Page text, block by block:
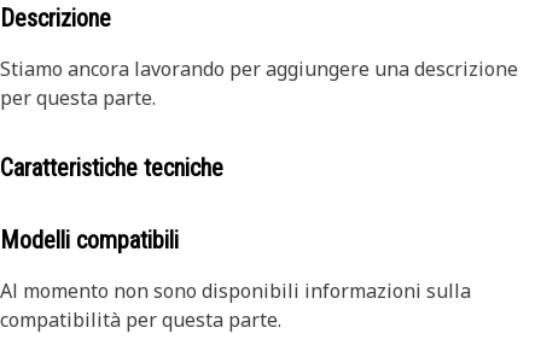
Descrizione
Stiamo ancora lavorando per aggiungere una descrizione
per questa parte.
Caratteristiche tecniche
Modelli compatibili
Al momento non sono disponibili informazioni sulla
compatibilità per questa parte.